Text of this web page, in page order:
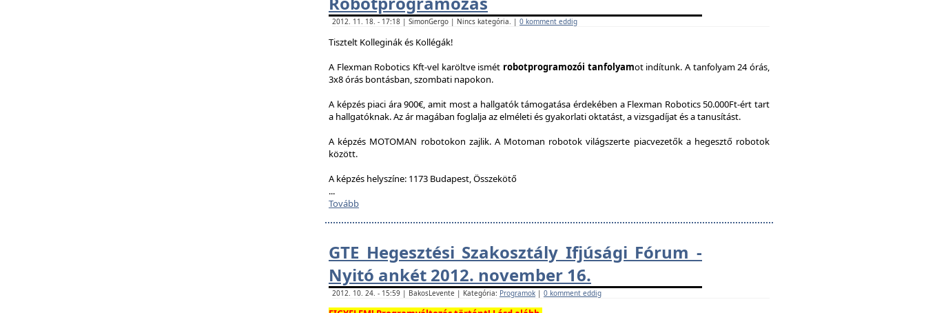
2012. 11. 18. - 17:18 | SimonGergo | Nincs kategória. | 0 komment eddig
Tisztelt Kolleginák és Kollégák!
A Flexman Robotics Kft-vel karöltve ismét robotprogramozói tanfolyamot indítunk. A tanfolyam 24 órás,
3x8 órás bontásban, szombati napokon.
A képzés piaci ára 900€, amit most a hallgatók támogatása érdekében a Flexman Robotics 50.000Ft-ért tart
a hallgatóknak. Az ár magában foglalja az elméleti és gyakorlati oktatást, a vizsgadíjat és a tanusítást.
A képzés MOTOMAN robotokon zajlik. A Motoman robotok világszerte piacvezetők a hegesztő robotok
között.
A képzés helyszíne: 1173 Budapest, Összekötő
...
Tovább
GTE Hegesztési Szakosztály Ifjúsági Fórum -
Nyitó ankét 2012. november 16.
2012. 10. 24. - 15:59 | BakosLevente | Kategória: Programok | 0 komment eddig